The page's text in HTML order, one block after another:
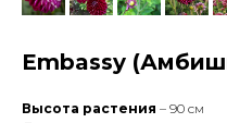
Embassy
Высота растения – 90 см